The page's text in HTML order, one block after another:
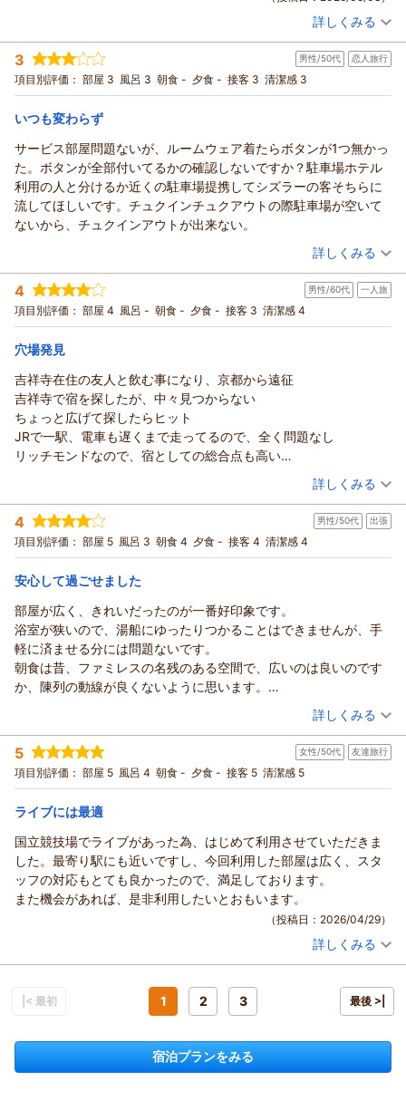
コメント頂きましたように、新宿まで15分のアクセスの割には
静かにお過ごししいただけるかと存じますので、また近くまで
お越しの際にはお目にかかれます様、スタッフ一同お待ちして
おります。
（返信日：2026/05/12）
投稿者： はるさん(女性/20代)
宿泊プラン： 【じゃらんスペシャルウィーク】【素泊り】宿泊以外は不要・
シンプルステイプラン
シングル 食事なし
宿泊価格帯： 16,001～17,000円(大人一人あたり/税込)
この度はリッチモンドホテル東京武蔵野にご利用いただきまし
て、誠にありがとうございます。
照明に関しまして、細かな設備まで心地よく感じていただけた
ことを大変嬉しく存じます。
枕元のライトはできるだけリラックスしてお休みいただけるよ
う選んでおりますので、そのように感じていただけて何よりで
ございます。
また、周辺環境についても快適にお過ごしいただけたとのこ
と、ありがたく拝見いたしました。
これからも、ただ泊まるだけではなく落ち着いて過ごせる場所
であり続けられるよう努めてまいります。
支配人 小西 フロント 笠原
詳しくみる
3 男性/50代 恋人旅行
項目別評価： 部屋 3 風呂 3 朝食 - 夕食 - 接客 3 清潔感 3
いつも変わらず
サービス部屋問題ないが、ルームウェア着たらボタンが1つ無かっ
た。ボタンが全部付いてるかの確認しないですか？駐車場ホテル
利用の人と分けるか近くの駐車場提携してシズラーの客そちらに
流してほしいです。チュクインチュクアウトの際駐車場が空いて
ないから、チュクインアウトが出来ない。
（投稿日：2026/05/06）
宿泊時期： 2026年05月宿泊 (恋人旅行)
投稿者： motoさん
宿泊プラン： 【じゃらんのお得な10日間】【早割３０/素泊まり】30日前ま
での早期割引予約でお得！
ダブル 食事なし
宿泊価格帯：
リッチモンドホテル東京武蔵野からの返信
この度はリッチモンドホテル東京武蔵野にご宿泊いただきまし
て、誠にありがとうございます。
お部屋につきましては問題なくご利用いただけたとのこと、安
心いたしました。
しかしながら、ルームウェアのボタンが1つ欠けていた件につき
まして、ご不快な思いをおかけし申し訳ございません。今後は
清掃時・点検時に備品の状態確認をより徹底してまいります。
また、駐車場に関するご意見をありがとうございます。
チェックイン・チェックアウトの際に駐車場が満車となり、お
手続きにご不便をおかけしましたこと、重ねてお詫び申し上げ
ストランご利用のお客様の駐車場運用や、近隣駐車場との提携
についても今後の検討課題とさせていただきます。
またお越しいただけるホテルを目指し、サービス改善に取り組
んでまいります。
支配人 小西 フロント 笠原
（返信日：2026/05/12）
詳しくみる
4 男性/60代 一人旅
項目別評価： 部屋 4 風呂 - 朝食 - 夕食 - 接客 3 清潔感 4
穴場発見
吉祥寺在住の友人と飲む事になり、京都から遠征
吉祥寺で宿を探したが、中々見つからない
ちょっと広げて探したらヒット
JRで一駅、電車も遅くまで走ってるので、全く問題なし
リッチモンドなので、宿としての総合点も高い
（投稿日：2026/05/05）
宿泊時期： 2026年03月宿泊 (一人旅)
投稿者： ご飯の友さん
宿泊プラン： 【じゃらんのお得な10日間】【早割３０/素泊まり】30日前ま
での早期割引予約でお得！
シングル 食事なし
宿泊価格帯： 19,001～20,000円(大人一人あたり/税込)
リッチモンドホテル東京武蔵野からの返信
この度は、ご縁ありましてリッチモンドホテル東京武蔵野をご
利用いただきまして
誠にありがとうございます。
また、お忙しい中のご投稿、重ねて御礼申し上げます。
吉祥寺や新宿･東京駅へのアクセスにご満足いただけ何よりでご
ざいます。
もし次回お近くにお越しの際には、ごゆっくりご朝食も堪能い
ただければ幸いです。
またお目に掛かれます様スタッフ一同お待ちしております。
詳しくみる
4 男性/50代 出張
項目別評価： 部屋 5 風呂 3 朝食 4 夕食 - 接客 4 清潔感 4
安心して過ごせました
部屋が広く、きれいだったのが一番好印象です。
浴室が狭いので、湯船にゆったりつかることはできませんが、手
軽に済ませる分には問題ないです。
朝食は昔、ファミレスの名残のある空間で、広いのは良いのです
か、陳列の動線が良くないように思います。
何度も行き来したので、皿の種類を増やしたり、ドリンク類がど
こにあるかを明示しておくと良いと思います。味はおいしかった
です。
（投稿日：2026/05/02）
宿泊時期： 2026年04月宿泊 (出張)
投稿者： muraさん
宿泊プラン： 【じゃらんのお得な10日間】【◆朝食付◆】新鮮野菜でヘルシ
ービュッフェスタイル！
シングル 朝のみ
宿泊価格帯： 12,001～13,000円(大人一人あたり/税込)
リッチモンドホテル東京武蔵野からの返信
この度はリッチモンドホテル東京武蔵野にご宿泊いただき誠に
ありがとうございます。
お部屋の広さや清潔さにつきましてお褒めの言葉を頂戴し、大
一方で、浴室の広さにつきましてご不便をおかけし申し訳ござ
いません。すぐの改善が難しい点ですが、今後の参考とさせて
また、当館2階レストランシズラーのご朝食をご利用いただき誠
にありがとうございます。陳列の動線やご案内表示に関する貴
重なご意見は、レストランスタッフとも共有し、より快適にご
利用いただけるよう改善に努めてまいります。
ぜひまたのご来館をスタッフ一同心よりお待ち申し上げており
詳しくみる
5 女性/50代 友達旅行
項目別評価： 部屋 5 風呂 4 朝食 - 夕食 - 接客 5 清潔感 5
ライブには最適
国立競技場でライブがあった為、はじめて利用させていただきま
した。最寄り駅にも近いですし、今回利用した部屋は広く、スタ
ッフの対応もとても良かったので、満足しております。
また機会があれば、是非利用したいとおもいます。
（投稿日：2026/04/29）
投稿者： ももたんさん(女性/50代)
ダブル
10,001～11,000円(大人一人あたり/税込)
リッチモンドホテル東京武蔵野からの返信
詳しくみる
|< 最初 1 2 3 最後 >|
宿泊プランをみる